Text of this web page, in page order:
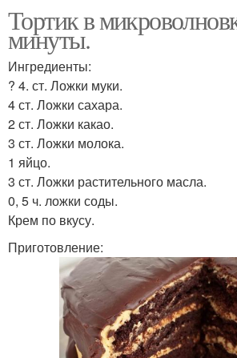
Тортик в
минуты.
Ингредиенты:
? 4. ст. Ложки муки.
4 ст. Ложки сахара.
2 ст. Ложки какао.
3 ст. Ложки молока.
1 яйцо.
3 ст. Ложки растительного масла.
0, 5 ч. ложки соды.
Крем по вкусу.
Приготовление: